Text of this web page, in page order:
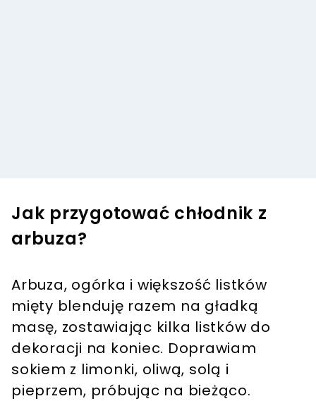
Jak przygotować chłodnik z
arbuza?
Arbuza, ogórka i większość listków
mięty blenduję razem na gładką
masę, zostawiając kilka listków do
dekoracji na koniec. Doprawiam
sokiem z limonki, oliwą, solą i
pieprzem, próbując na bieżąco.